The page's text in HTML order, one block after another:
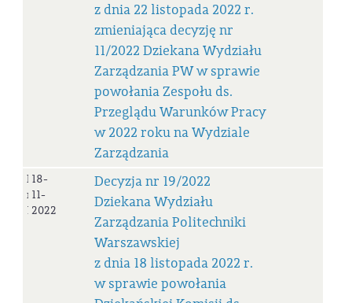
z dnia 22 listopada 2022 r.
zmieniająca decyzję nr
11/2022 Dziekana Wydziału
Zarządzania PW w sprawie
powołania Zespołu ds.
Przeglądu Warunków Pracy
w 2022 roku na Wydziale
Zarządzania
Decyzja
nr
19/2022
18-
11-
2022
Decyzja nr 19/2022
Dziekana Wydziału
Zarządzania Politechniki
Warszawskiej
z dnia 18 listopada 2022 r.
w sprawie powołania